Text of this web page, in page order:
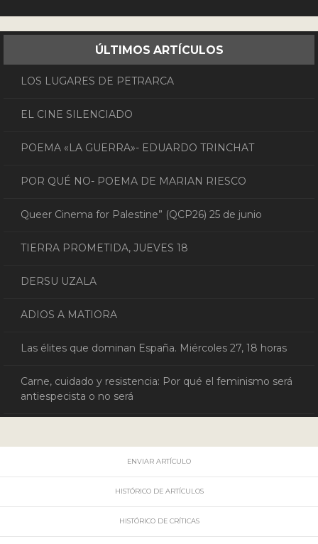
ÚLTIMOS ARTÍCULOS
LOS LUGARES DE PETRARCA
EL CINE SILENCIADO
POEMA «LA GUERRA»- EDUARDO TRINCHAT
POR QUÉ NO- POEMA DE MARIAN RIESCO
Queer Cinema for Palestine” (QCP26) 25 de junio
TIERRA PROMETIDA, JUEVES 18
DERSU UZALA
ADIOS A MATIORA
Las élites que dominan España. Miércoles 27, 18 horas
Carne, cuidado y resistencia: Por qué el feminismo será
antiespecista o no será
ENVIAR ARTÍCULO
HISTÓRICO DE ARTÍCULOS
HISTÓRICO DE CRÍTICAS